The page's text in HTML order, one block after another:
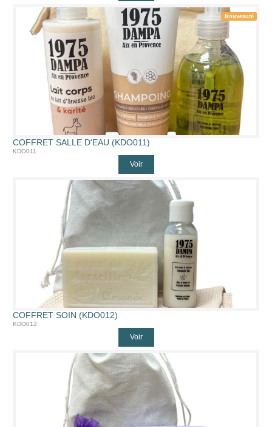
Nouveauté
COFFRET SALLE D'EAU (KDO011)
KDO011
Voir
COFFRET SOIN (KDO012)
KDO012
Voir